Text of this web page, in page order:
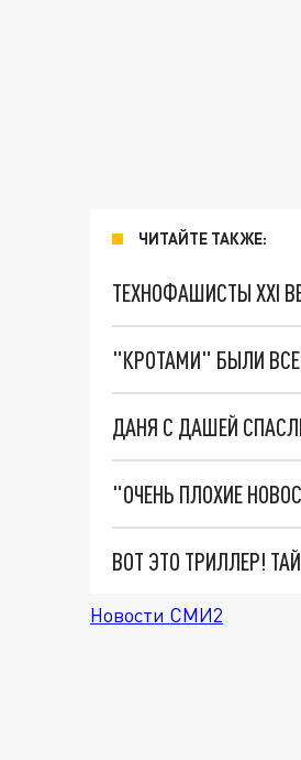
ЧИТАЙТЕ ТАКЖЕ:
ТЕХНОФАШИСТЫ XXI
"КРОТАМИ" БЫЛИ
ДАНЯ С ДАШЕЙ
ВОТ ЭТО ТРИЛЛЕР!
Новости СМИ2